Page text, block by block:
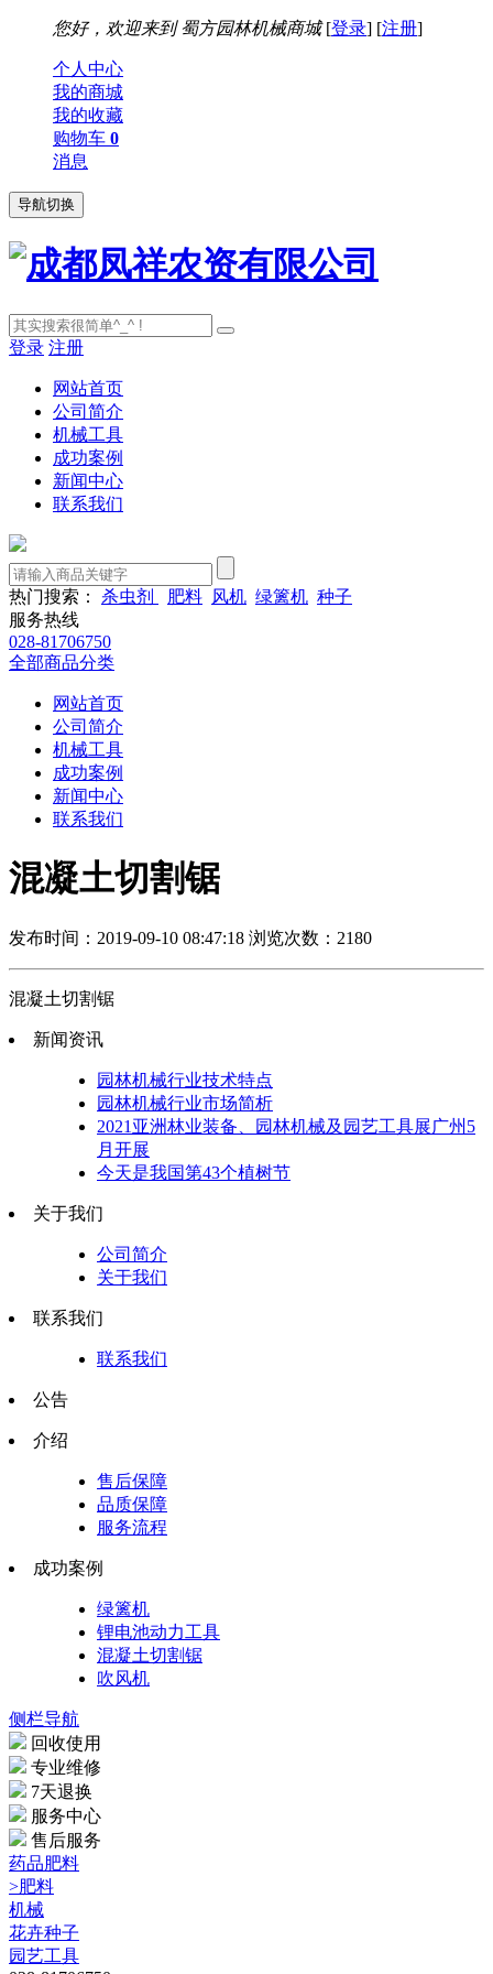
您好，欢迎来到 蜀方园林机械商城[登录] [注册]
个人中心
我的商城
我的收藏
购物车 0
消息
导航切换
登录 注册
网站首页
公司简介
机械工具
成功案例
新闻中心
联系我们
热门搜索： 杀虫剂 肥料 风机 绿篱机 种子
服务热线
028-81706750
全部商品分类
网站首页
公司简介
机械工具
成功案例
新闻中心
联系我们
混凝土切割锯
发布时间：2019-09-10 08:47:18 浏览次数：2180
混凝土切割锯
新闻资讯
园林机械行业技术特点
园林机械行业市场简析
2021亚洲林业装备、园林机械及园艺工具展广州5
月开展
今天是我国第43个植树节
关于我们
公司简介
关于我们
联系我们
联系我们
公告
介绍
售后保障
品质保障
服务流程
成功案例
绿篱机
锂电池动力工具
混凝土切割锯
吹风机
侧栏导航
回收使用
专业维修
7天退换
服务中心
售后服务
药品肥料
>肥料
机械
花卉种子
园艺工具